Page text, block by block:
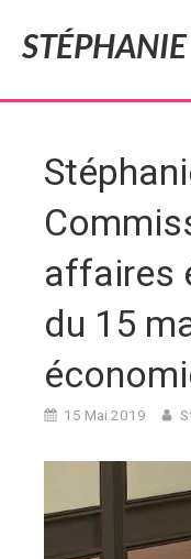
affaires
du 15
15 Mai 2019